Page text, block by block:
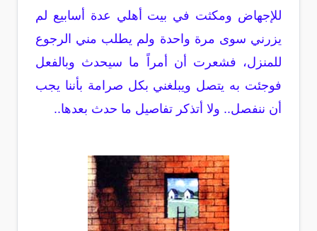
للإجهاض ومكثت في بيت أهلي عدة أسابيع لم
يزرني سوى مرة واحدة ولم يطلب مني الرجوع
للمنزل، فشعرت أن أمراً ما سيحدث وبالفعل
فوجئت به يتصل ويبلغني بكل صرامة بأننا يجب
أن ننفصل.. ولا أتذكر تفاصيل ما حدث بعدها..